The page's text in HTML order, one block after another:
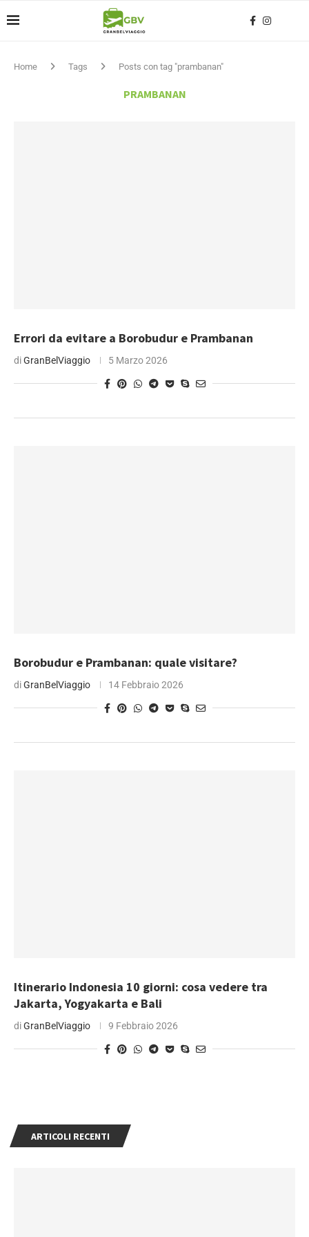
Home Tags Posts con tag "prambanan"
PRAMBANAN
Errori da evitare a Borobudur e Prambanan
diGranBelViaggio 5 Marzo 2026
Borobudur e Prambanan: quale visitare?
diGranBelViaggio 14 Febbraio 2026
Itinerario Indonesia 10 giorni: cosa vedere tra
Jakarta, Yogyakarta e Bali
diGranBelViaggio 9 Febbraio 2026
ARTICOLI RECENTI